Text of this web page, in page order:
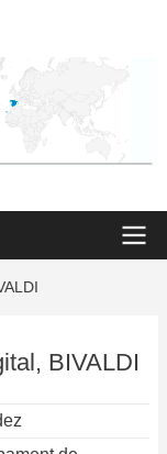
BIVALDI